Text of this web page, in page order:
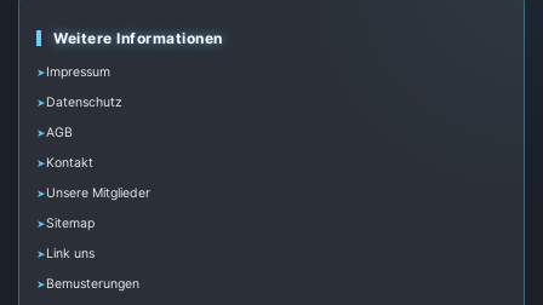
Weitere Informationen
Impressum
Datenschutz
AGB
Kontakt
Unsere Mitglieder
Sitemap
Link uns
Bemusterungen